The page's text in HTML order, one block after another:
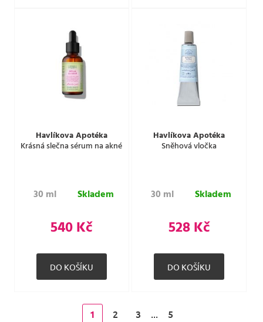
Havlíkova Apotéka
Krásná slečna sérum na akné
30 ml Skladem
540 Kč
Havlíkova Apotéka
Sněhová vločka
30 ml Skladem
528 Kč
1 2 3 ... 5